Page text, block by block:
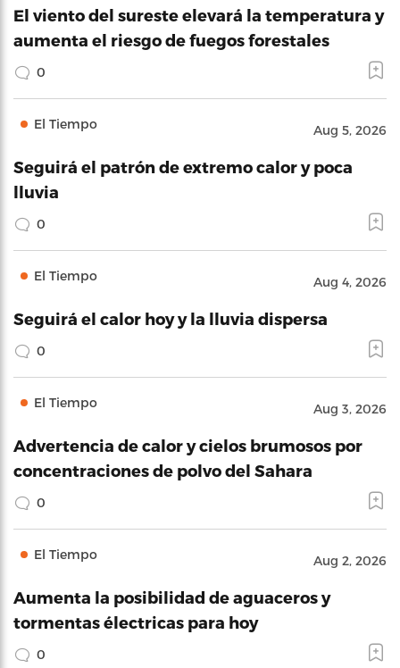
El viento del sureste elevará la temperatura y
aumenta el riesgo de fuegos forestales
0
El Tiempo Aug 5, 2026
Seguirá el patrón de extremo calor y poca
lluvia
0
El Tiempo Aug 4, 2026
Seguirá el calor hoy y la lluvia dispersa
0
El Tiempo Aug 3, 2026
Advertencia de calor y cielos brumosos por
concentraciones de polvo del Sahara
0
El Tiempo Aug 2, 2026
Aumenta la posibilidad de aguaceros y
tormentas électricas para hoy
0